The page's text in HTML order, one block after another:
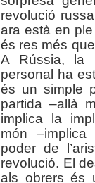
revolució
ara està en
és res més
A Rússia, la
personal ha
és un simple
partida –allà
implica la
món
poder de
revolució. El
als obrers és